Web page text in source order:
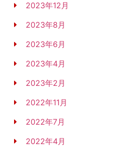
2023年12月
2023年8月
2023年6月
2023年4月
2023年2月
2022年11月
2022年7月
2022年4月